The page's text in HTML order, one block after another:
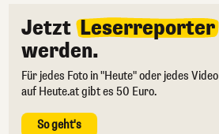
Jetzt Leserreporter
werden.
Für jedes Foto in "Heute" oder jedes Video
auf Heute.at gibt es 50 Euro.
So geht's